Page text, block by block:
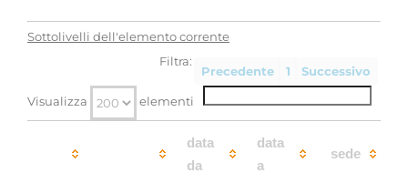
Sottolivelli dell'elemento corrente
Precedente 1 Successivo
Visualizza elementi
Filtra:
data
da
data
a
sede